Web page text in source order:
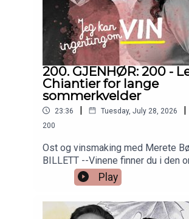
Med sopp (steinsopp)
Cyprien Arlaud Oka Bourgogne Rouge
Dirupi Olé Rosso di Valtellina 2018
Arpepe Inferno Sesto Canto Valtellina
Hvit pizza med potet og løk
Hvit bordeaux
200. GJENHØR: 200 -
Chiantier for lange
sommerkvelder
23:36 | Tuesday, July 28, 2026 |
200
Ost og vinsmaking med Merete
BILLETT --Vinene finner du i den
episoden nr 6. Så bare å
Play